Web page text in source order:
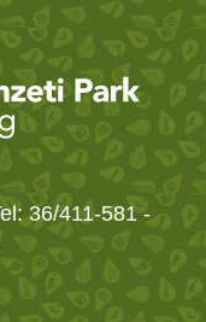
36/411-581 -